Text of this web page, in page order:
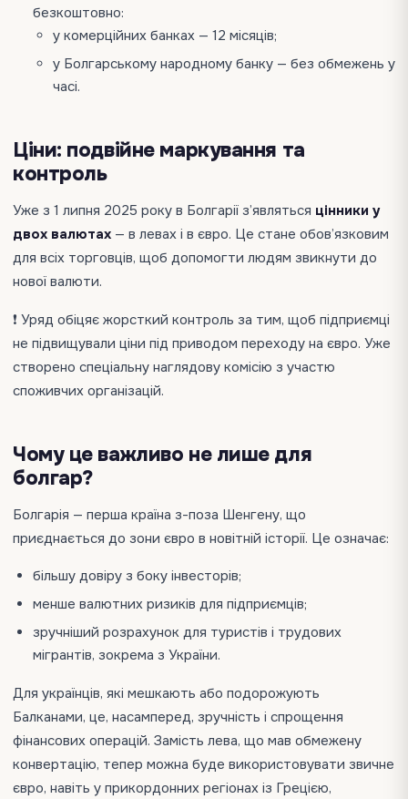
безкоштовно:
у комерційних банках — 12 місяців;
у Болгарському народному банку — без обмежень у
часі.
Ціни: подвійне маркування та
контроль
Уже з 1 липня 2025 року в Болгарії з’являться цінники у
двох валютах — в левах і в євро. Це стане обов’язковим
для всіх торговців, щоб допомогти людям звикнути до
нової валюти.
❗ Уряд обіцяє жорсткий контроль за тим, щоб підприємці
не підвищували ціни під приводом переходу на євро. Уже
створено спеціальну наглядову комісію з участю
споживчих організацій.
Чому це важливо не лише для
болгар?
Болгарія — перша країна з-поза Шенгену, що
приєднається до зони євро в новітній історії. Це означає:
більшу довіру з боку інвесторів;
менше валютних ризиків для підприємців;
зручніший розрахунок для туристів і трудових
мігрантів, зокрема з України.
Для українців, які мешкають або подорожують
Балканами, це, насамперед, зручність і спрощення
фінансових операцій. Замість лева, що мав обмежену
конвертацію, тепер можна буде використовувати звичне
євро, навіть у прикордонних регіонах із Грецією,